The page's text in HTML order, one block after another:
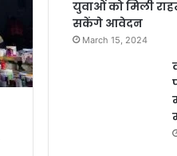
युवाओं को मिली
सकेंगे आवेदन
March 15, 2024